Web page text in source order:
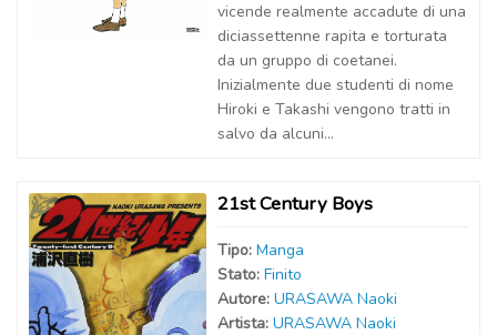
vicende realmente accadute di una
diciassettenne rapita e torturata
da un gruppo di coetanei.
Inizialmente due studenti di nome
Hiroki e Takashi vengono tratti in
salvo da alcuni...
21st Century Boys
Tipo: Manga
Stato: Finito
Autore: URASAWA Naoki
Artista: URASAWA Naoki